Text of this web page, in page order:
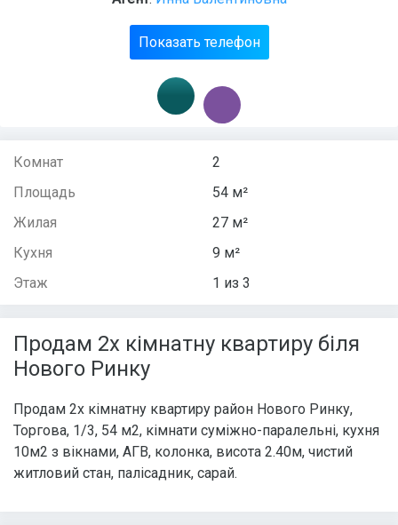
Показать телефон
Комнат
2
Площадь
54 м²
Жилая
27 м²
Кухня
9 м²
Этаж
1 из 3
Продам 2х кімнатну квартиру біля
Нового Ринку
Продам 2х кімнатну квартиру район Нового Ринку,
Торгова, 1/3, 54 м2, кімнати суміжно-паралельні, кухня
10м2 з вікнами, АГВ, колонка, висота 2.40м, чистий
житловий стан, палісадник, сарай.